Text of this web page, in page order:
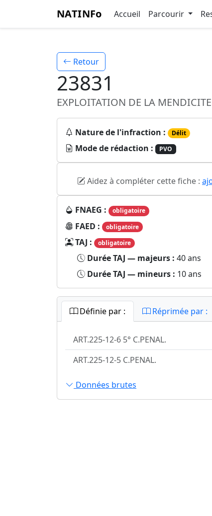
NATINFo Accueil Parcourir
Retour
23831
EXPLOITATION DE LA
Nature de l'infraction : Délit
Mode de rédaction : PVO
Aidez à compléter cette fiche :
FNAEG : obligatoire
FAED : obligatoire
TAJ : obligatoire
Durée TAJ — majeurs : 40 ans
Durée TAJ — mineurs : 10 ans
Définie par : Réprimée par :
ART.225-12-6 5° C.PENAL.
ART.225-12-5 C.PENAL.
Données brutes